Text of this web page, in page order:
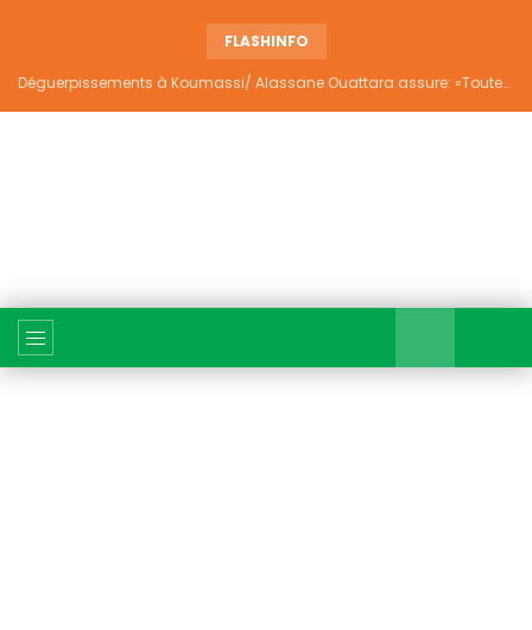
FLASHINFO
Déguerpissements à Koumassi/ Alassane Ouattara assure: «Toutes les responsabilités seront établies et elles donneront lieu aux sanctions prévues par la loi»